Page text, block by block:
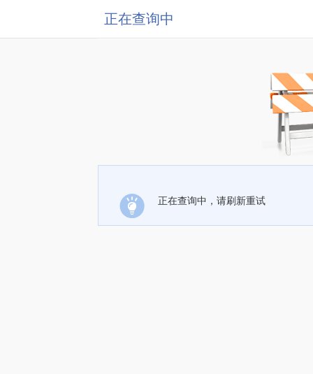
正在查询中
正在查询中，请刷新重试